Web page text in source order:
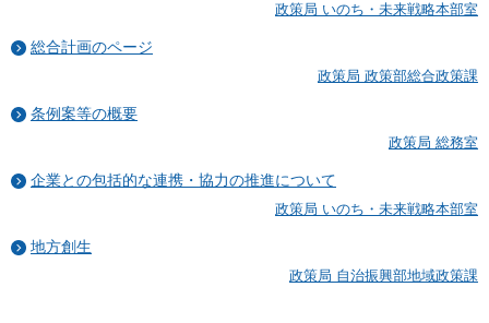
政策局 いのち・未来戦略本部室
総合計画のページ
政策局 政策部総合政策課
条例案等の概要
政策局 総務室
企業との包括的な連携・協力の推進について
政策局 いのち・未来戦略本部室
地方創生
政策局 自治振興部地域政策課